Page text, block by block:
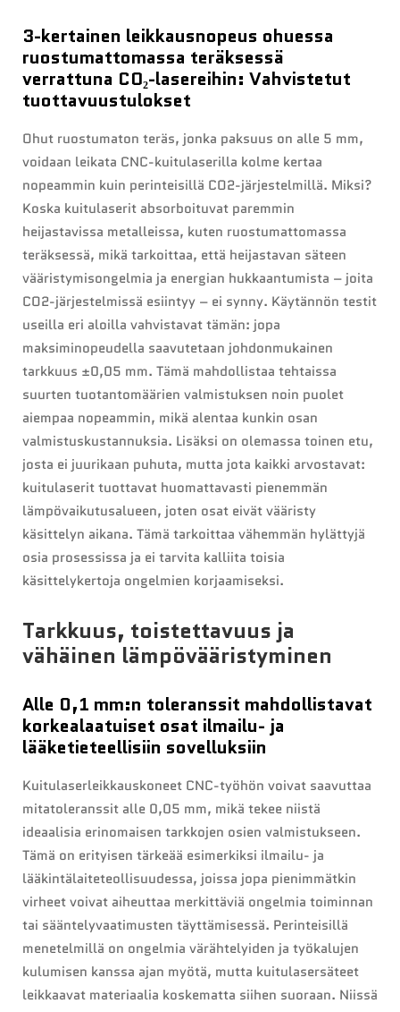
3-kertainen leikkausnopeus ohuessa
ruostumattomassa teräksessä
verrattuna CO₂-lasereihin: Vahvistetut
tuottavuustulokset
Ohut ruostumaton teräs, jonka paksuus on alle 5 mm,
voidaan leikata CNC-kuitulaserilla kolme kertaa
nopeammin kuin perinteisillä CO2-järjestelmillä. Miksi?
Koska kuitulaserit absorboituvat paremmin
heijastavissa metalleissa, kuten ruostumattomassa
teräksessä, mikä tarkoittaa, että heijastavan säteen
vääristymisongelmia ja energian hukkaantumista – joita
CO2-järjestelmissä esiintyy – ei synny. Käytännön testit
useilla eri aloilla vahvistavat tämän: jopa
maksiminopeudella saavutetaan johdonmukainen
tarkkuus ±0,05 mm. Tämä mahdollistaa tehtaissa
suurten tuotantomäärien valmistuksen noin puolet
aiempaa nopeammin, mikä alentaa kunkin osan
valmistuskustannuksia. Lisäksi on olemassa toinen etu,
josta ei juurikaan puhuta, mutta jota kaikki arvostavat:
kuitulaserit tuottavat huomattavasti pienemmän
lämpövaikutusalueen, joten osat eivät vääristy
käsittelyn aikana. Tämä tarkoittaa vähemmän hylättyjä
osia prosessissa ja ei tarvita kalliita toisia
käsittelykertoja ongelmien korjaamiseksi.
Tarkkuus, toistettavuus ja
vähäinen lämpövääristyminen
Alle 0,1 mm:n toleranssit mahdollistavat
korkealaatuiset osat ilmailu- ja
lääketieteellisiin sovelluksiin
Kuitulaserleikkauskoneet CNC-työhön voivat saavuttaa
mitatoleranssit alle 0,05 mm, mikä tekee niistä
ideaalisia erinomaisen tarkkojen osien valmistukseen.
Tämä on erityisen tärkeää esimerkiksi ilmailu- ja
lääkintälaiteteollisuudessa, joissa jopa pienimmätkin
virheet voivat aiheuttaa merkittäviä ongelmia toiminnan
tai sääntelyvaatimusten täyttämisessä. Perinteisillä
menetelmillä on ongelmia värähtelyiden ja työkalujen
kulumisen kanssa ajan myötä, mutta kuitulasersäteet
leikkaavat materiaalia koskematta siihen suoraan. Niissä